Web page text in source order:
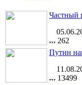
Частный
262
Путин
13499